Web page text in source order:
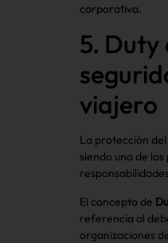
corporativa.
5. Duty
viajero
La protección
siendo una de
El concepto de
referencia al
organizaciones